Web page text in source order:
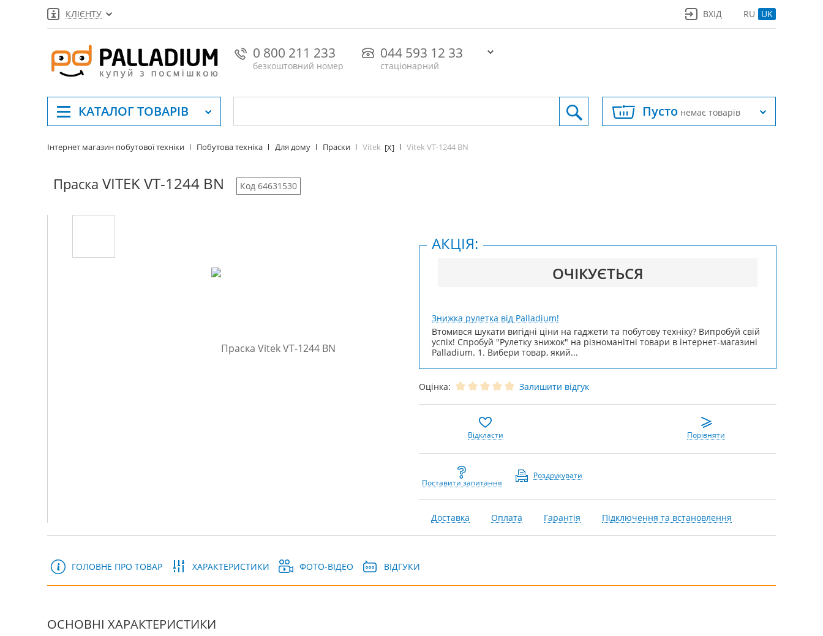
КЛІЄНТУ RU UK
ВХІД
0 800 211 233
безкоштовний номер
044 593 12 33
стаціонарний
КАТАЛОГТОВАРІВ Пусто немає товарів
Інтернет магазин побутової техніки Побутова техніка Для дому Праски Vitek [X] Vitek VT-1244 BN
Праска VITEK VT-1244 BN Код 64631530
ОЧІКУЄТЬСЯ
АКЦІЯ:
Знижка рулетка від Palladium!
Втомився шукати вигідні ціни на гаджети та побутову техніку? Випробуй свій
успіх! Спробуй "Рулетку знижок" на різноманітні товари в інтернет-магазині
Palladium. 1. Вибери товар, який...
Оцінка: Залишити відгук
Відкласти Порівняти
Поставити запитання
Роздрукувати
Доставка Оплата Гарантія Підключення та встановлення
ГОЛОВНЕ ПРО ТОВАР ХАРАКТЕРИСТИКИ ФОТО-ВІДЕО ВІДГУКИ
ОСНОВНІ ХАРАКТЕРИСТИКИ